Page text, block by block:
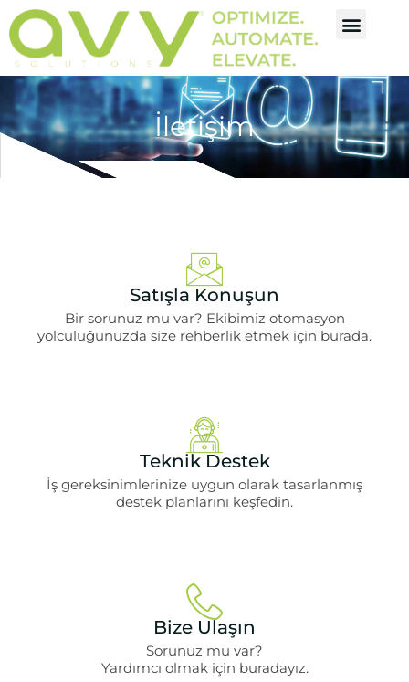
İletişim
Satışla Konuşun
Bir sorunuz mu var? Ekibimiz otomasyon
yolculuğunuzda size rehberlik etmek için burada.
Teknik Destek
İş gereksinimlerinize uygun olarak tasarlanmış
destek planlarını keşfedin.
Bize Ulaşın
Sorunuz mu var?
Yardımcı olmak için buradayız.